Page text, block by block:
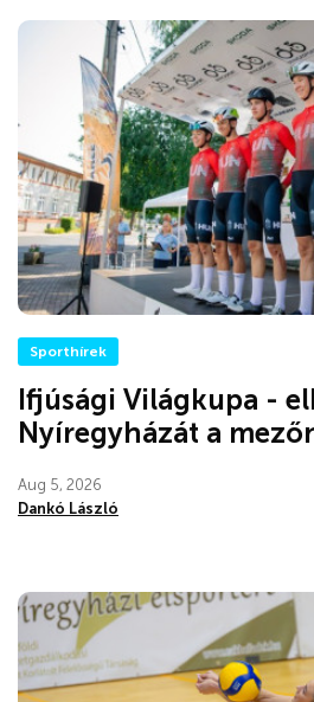
Sporthírek
Ifjúsági Világkupa -
Nyíregyházát a
Aug 5, 2026
Dankó László